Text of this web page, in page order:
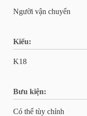
Người vận chuyển
Kiểu:
K18
Bưu kiện:
Có thể tùy chỉnh